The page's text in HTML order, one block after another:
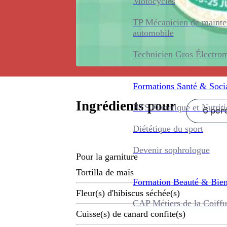
TP Mécanicien de
automobile
Technicien Gros
Formations Santé &
BTS Diététique et
Diététique du sport
Devenir sophrologue
Formation Beauté &
CAP Métiers de la
Ingrédients pour 6
Pour la garniture
Tortilla de maïs
Fleur(s) d'hibiscus séchée(s)
Cuisse(s) de canard confite(s)